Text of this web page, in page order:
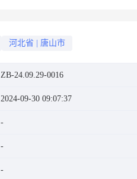
河北省 唐山市
ZB-24.09.29-0016
2024-09-30 09:07:37